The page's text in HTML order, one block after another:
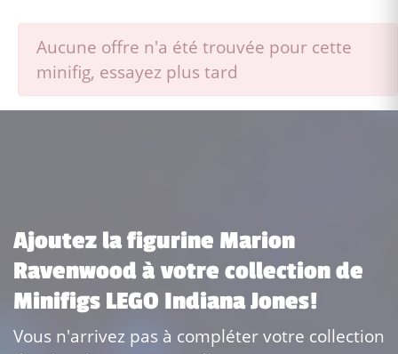
Aucune offre n'a été trouvée pour cette
minifig, essayez plus tard
Ajoutez la figurine Marion
Ravenwood à votre collection de
Minifigs LEGO Indiana Jones!
Vous n'arrivez pas à compléter votre collection